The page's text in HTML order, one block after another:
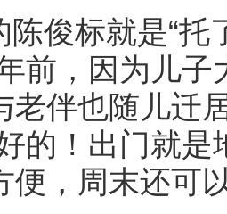
俊标就是“托
前，因为儿
老伴也随儿迁
的！出门就
便，周末还可